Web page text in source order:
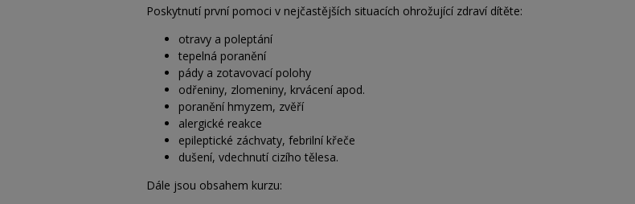
Poskytnutí první pomoci v nejčastějších situacích ohrožující zdraví dítěte:
otravy a poleptání
tepelná poranění
pády a zotavovací polohy
odřeniny, zlomeniny, krvácení apod.
poranění hmyzem, zvěří
alergické reakce
epileptické záchvaty, febrilní křeče
dušení, vdechnutí cizího tělesa.
Dále jsou obsahem kurzu: